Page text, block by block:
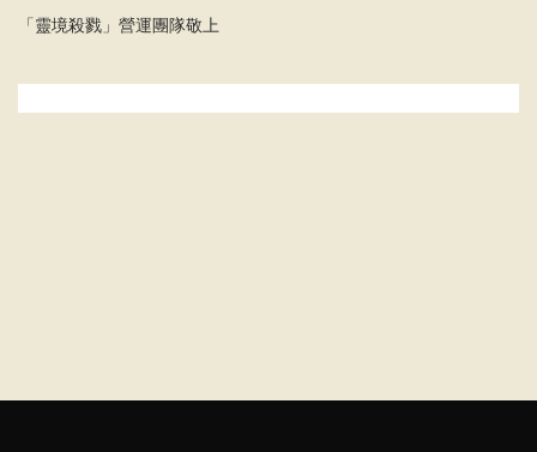
「靈境殺戮」營運團隊敬上